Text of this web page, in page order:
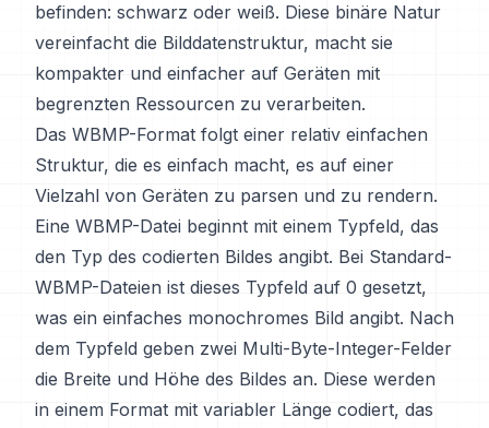
befinden: schwarz oder weiß. Diese binäre Natur
vereinfacht die Bilddatenstruktur, macht sie
kompakter und einfacher auf Geräten mit
begrenzten Ressourcen zu verarbeiten.
Das WBMP-Format folgt einer relativ einfachen
Struktur, die es einfach macht, es auf einer
Vielzahl von Geräten zu parsen und zu rendern.
Eine WBMP-Datei beginnt mit einem Typfeld, das
den Typ des codierten Bildes angibt. Bei Standard-
WBMP-Dateien ist dieses Typfeld auf 0 gesetzt,
was ein einfaches monochromes Bild angibt. Nach
dem Typfeld geben zwei Multi-Byte-Integer-Felder
die Breite und Höhe des Bildes an. Diese werden
in einem Format mit variabler Länge codiert, das